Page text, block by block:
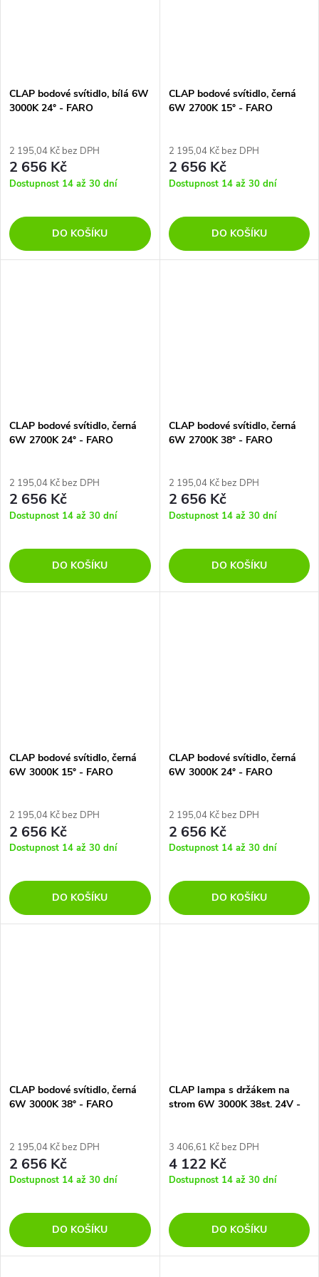
CLAP bodové svítidlo, bílá 6W
3000K 24° - FARO
2 195,04 Kč bez DPH
2 656 Kč
Dostupnost 14 až 30 dní
DO KOŠÍKU
CLAP bodové svítidlo, černá
6W 2700K 15° - FARO
2 195,04 Kč bez DPH
2 656 Kč
Dostupnost 14 až 30 dní
DO KOŠÍKU
CLAP bodové svítidlo, černá
6W 2700K 24° - FARO
2 195,04 Kč bez DPH
2 656 Kč
Dostupnost 14 až 30 dní
DO KOŠÍKU
CLAP bodové svítidlo, černá
6W 2700K 38° - FARO
2 195,04 Kč bez DPH
2 656 Kč
Dostupnost 14 až 30 dní
DO KOŠÍKU
CLAP bodové svítidlo, černá
6W 3000K 15° - FARO
2 195,04 Kč bez DPH
2 656 Kč
Dostupnost 14 až 30 dní
DO KOŠÍKU
CLAP bodové svítidlo, černá
6W 3000K 24° - FARO
2 195,04 Kč bez DPH
2 656 Kč
Dostupnost 14 až 30 dní
DO KOŠÍKU
CLAP bodové svítidlo, černá
6W 3000K 38° - FARO
2 195,04 Kč bez DPH
2 656 Kč
Dostupnost 14 až 30 dní
DO KOŠÍKU
CLAP lampa s držákem na
strom 6W 3000K 38st. 24V -
3 406,61 Kč bez DPH
4 122 Kč
Dostupnost 14 až 30 dní
DO KOŠÍKU